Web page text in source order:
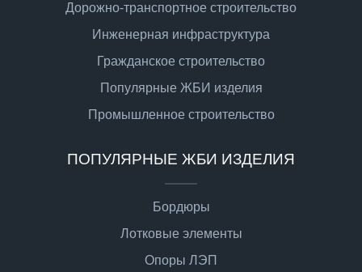
Дорожно-транспортное строительство
Инженерная инфраструктура
Гражданское строительство
Популярные ЖБИ изделия
Промышленное строительство
ПОПУЛЯРНЫЕ ЖБИ ИЗДЕЛИЯ
Бордюры
Лотковые элементы
Опоры ЛЭП